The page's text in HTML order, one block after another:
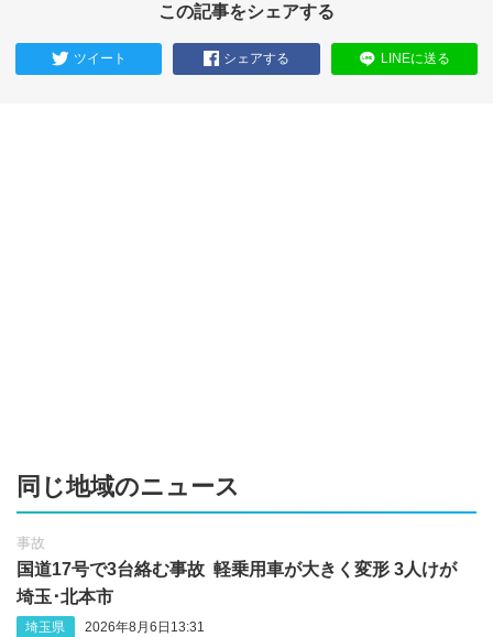
この記事をシェアする
ツイート シェアする LINEに送る
同じ地域のニュース
事故
国道17号で3台絡む事故 軽乗用車が大きく変形 3人けが
埼玉･北本市
埼玉県 2026年8月6日13:31